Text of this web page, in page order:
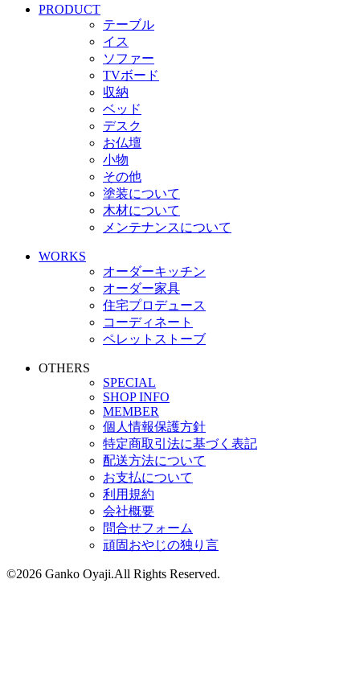
PRODUCT
テーブル
イス
ソファー
TVボード
収納
ベッド
デスク
お仏壇
小物
その他
塗装について
木材について
メンテナンスについて
WORKS
オーダーキッチン
オーダー家具
住宅プロデュース
コーディネート
ペレットストーブ
OTHERS
SPECIAL
SHOP INFO
MEMBER
個人情報保護方針
特定商取引法に基づく表記
配送方法について
お支払について
利用規約
会社概要
問合せフォーム
頑固おやじの独り言
©2026 Ganko Oyaji.All Rights Reserved.